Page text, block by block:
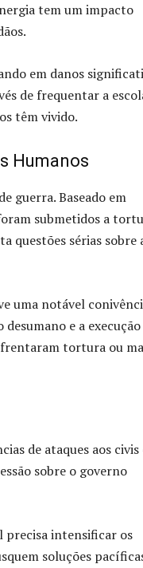
tem um impacto
em danos
de frequentar a
têm vivido.
Humanos
guerra. Baseado em
submetidos a
questões sérias sobre
uma notável
e a execução
tortura ou
de ataques aos civis
sobre o governo
precisa intensificar os
soluções